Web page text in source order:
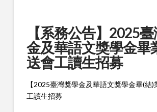
【系務公告】2025
金及華語文獎學金畢
送會工讀生招募
【2025臺灣獎學金及華語文獎學金畢(結)
工讀生招募